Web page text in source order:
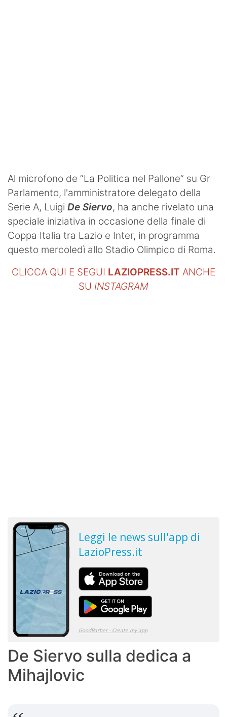
Al microfono de “La Politica nel Pallone” su Gr
Parlamento, l'amministratore delegato della
Serie A, Luigi De Siervo, ha anche rivelato una
speciale iniziativa in occasione della finale di
Coppa Italia tra Lazio e Inter, in programma
questo mercoledì allo Stadio Olimpico di Roma.
CLICCA QUI E SEGUI LAZIOPRESS.IT ANCHE
SU INSTAGRAM
De Siervo sulla dedica a
Mihajlovic